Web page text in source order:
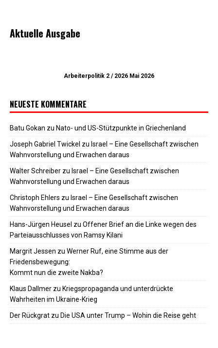
Aktuelle Ausgabe
Arbeiterpolitik 2 / 2026 Mai 2026
NEUESTE KOMMENTARE
Batu Gokan zu Nato- und US-Stützpunkte in Griechenland
Joseph Gabriel Twickel zu Israel – Eine Gesellschaft zwischen
Wahnvorstellung und Erwachen daraus
Walter Schreiber zu Israel – Eine Gesellschaft zwischen
Wahnvorstellung und Erwachen daraus
Christoph Ehlers zu Israel – Eine Gesellschaft zwischen
Wahnvorstellung und Erwachen daraus
Hans-Jürgen Heusel zu Offener Brief an die Linke wegen des
Parteiausschlusses von Ramsy Kilani
Margrit Jessen zu Werner Ruf, eine Stimme aus der
Friedensbewegung:
Kommt nun die zweite Nakba?
Klaus Dallmer zu Kriegspropaganda und unterdrückte
Wahrheiten im Ukraine-Krieg
Der Rückgrat zu Die USA unter Trump – Wohin die Reise geht